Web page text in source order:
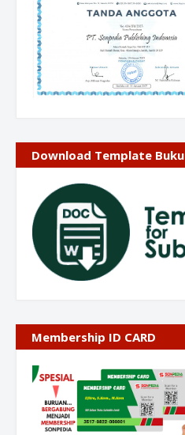
Download Template Buku
Membership ID CARD